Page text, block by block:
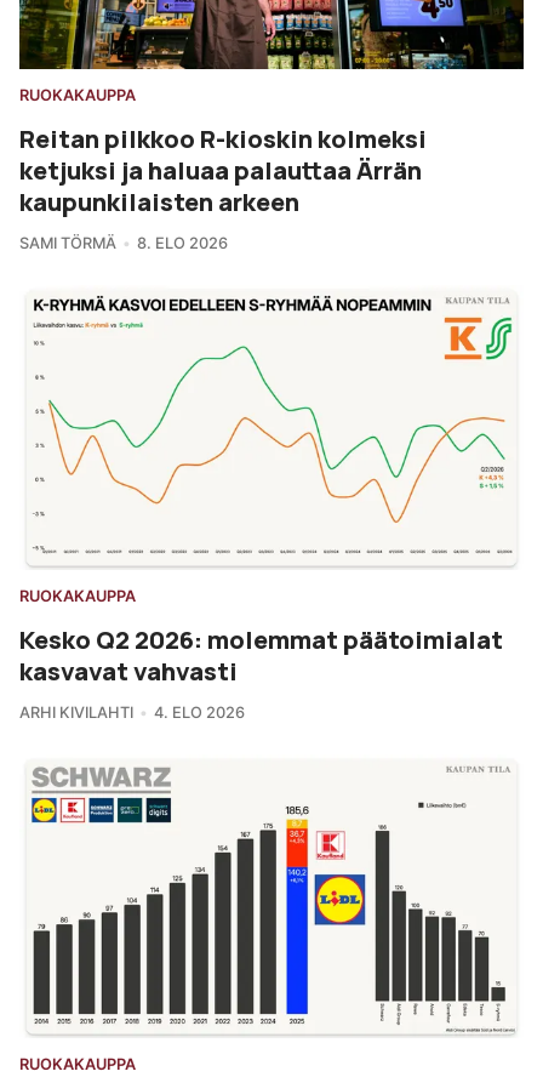
RUOKAKAUPPA
Reitan pilkkoo R-kioskin kolmeksi
ketjuksi ja haluaa palauttaa Ärrän
kaupunkilaisten arkeen
SAMI TÖRMÄ 8. ELO 2026
RUOKAKAUPPA
Kesko Q2 2026: molemmat päätoimialat
kasvavat vahvasti
ARHI KIVILAHTI 4. ELO 2026
RUOKAKAUPPA